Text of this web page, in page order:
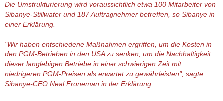
Die Umstrukturierung wird voraussichtlich etwa 100 Mitarbeiter von
Sibanye-Stillwater und 187 Auftragnehmer betreffen, so Sibanye in
einer Erklärung.
"Wir haben entschiedene Maßnahmen ergriffen, um die Kosten in
den PGM-Betrieben in den USA zu senken, um die Nachhaltigkeit
dieser langlebigen Betriebe in einer schwierigen Zeit mit
niedrigeren PGM-Preisen als erwartet zu gewährleisten", sagte
Sibanye-CEO Neal Froneman in der Erklärung.